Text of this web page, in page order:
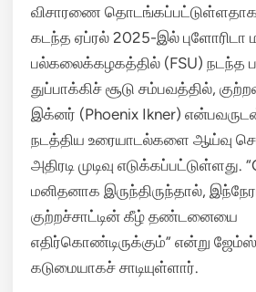
விசாரணை தொடங்கப்பட்டுள்ளதாக
கடந்த ஏப்ரல் 2025-இல்
பல்கலைக்கழகத்தில் (FSU) நடந்த
துப்பாக்கிச் சூடு சம்பவத்தில்,
இக்னர் (Phoenix Ikner)
நடத்திய உரையாடல்களை ஆய்வு
அதிரடி முடிவு எடுக்கப்பட்டுள்ளது.
மனிதனாக இருந்திருந்தால்,
குற்றச்சாட்டின் கீழ் தண்டனையை
எதிர்கொண்டிருக்கும்” என்று
கடுமையாகச் சாடியுள்ளார்.